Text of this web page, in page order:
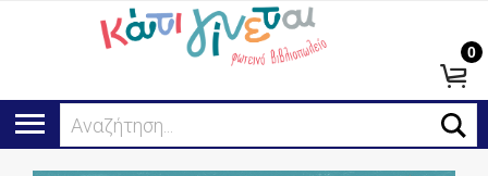
Ψάχνω για...
0